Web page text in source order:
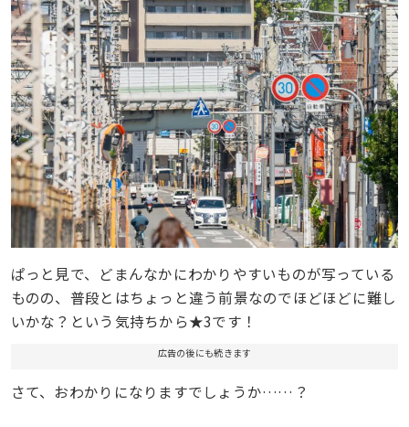
ぱっと見で、どまんなかにわかりやすいものが写っている
ものの、普段とはちょっと違う前景なのでほどほどに難し
いかな？という気持ちから★3です！
広告の後にも続きます
さて、おわかりになりますでしょうか……？